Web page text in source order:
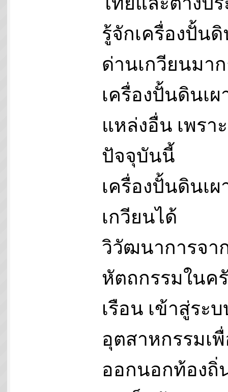
รู้จักเครื่องปั้นดิ
ด่านเกวียนมา
เครื่องปั้นดินเผ
แหล่งอื่น เพราะ
ปัจจุบันนี้
เครื่องปั้นดินเ
เกวียนได้
วิวัฒนาการจา
หัตถกรรมในค
เรือน เข้าสู่ระ
อุตสาหกรรมเ
ออกนอกท้องถิ่